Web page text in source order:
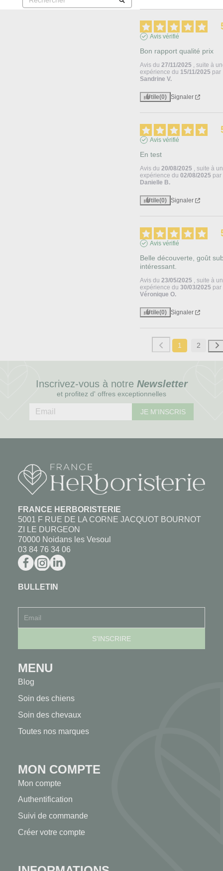
Avis vérifié
Bon rapport qualité prix
Avis du27/11/2025 , suite à
expérience du 15/11/2025 par
Sandrine V.
Utile(0) Signaler
Avis vérifié
En test
Avis du20/08/2025 , suite à
expérience du02/08/2025 par
Danielle B.
Utile(0) Signaler
Avis vérifié
Belle découverte, goût
intéressant.
Avis du23/05/2025 , suite à
expérience du30/03/2025 par
Véronique O.
Utile(0) Signaler
1 2
Inscrivez-vous à notre Newsletter
et profitez d' offres exceptionnelles
JE M'INSCRIS
FRANCE HERBORISTERIE
5001 F RUE DE LA CORNE JACQUOT BOURNOT
ZI LE DURGEON
70000 Noidans les Vesoul
03 84 76 34 06
BULLETIN
MENU
Blog
Soin des chiens
Soin des chevaux
Toutes nos marques
MON COMPTE
Mon compte
Authentification
Suivi de commande
Créer votre compte